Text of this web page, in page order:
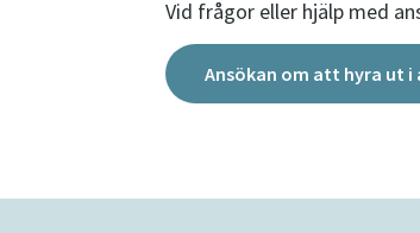
Vid frågor eller hjälp med
Ansökan om att hyra ut i